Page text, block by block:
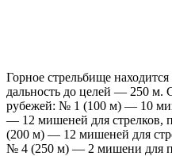
Горное стрельбище
дальность до целей — 250 м.
рубежей: № 1 (100 м) — 10
— 12 мишеней для стрелков,
(200 м) — 12 мишеней для
№ 4 (250 м) — 2 мишени для